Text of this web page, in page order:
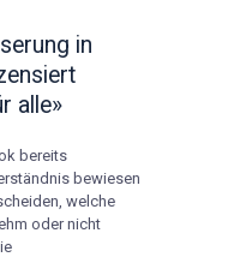
in
alle»
bereits
bewiesen
welche
oder nicht